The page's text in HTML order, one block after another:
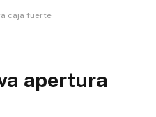
caja fuerte
apertura